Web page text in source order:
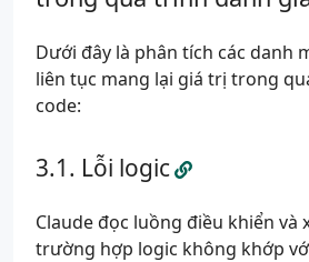
Dưới đây là phân tích các danh
liên tục mang lại giá trị trong
code:
Lỗi logic
Claude đọc luồng điều khiển và
trường hợp logic không khớp